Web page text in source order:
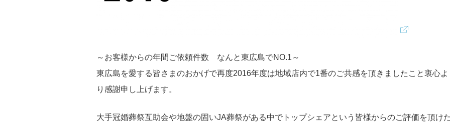
～お客様からの年間ご依頼件数 なんと東広島でNO.1～
東広島を愛する皆さまのおかげで再度2016年度は地域店内で1番のご共感を頂きましたこと衷心よ
り感謝申し上げます。
大手冠婚葬祭互助会や地盤の固いJA葬祭がある中でトップシェアという皆様からのご評価を頂け